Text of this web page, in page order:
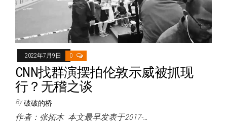
2022年7月9日 0
CNN找群演摆拍伦敦示威被抓现
行？无稽之谈
By 破破的桥
作者：张拓木 本文最早发表于2017-…